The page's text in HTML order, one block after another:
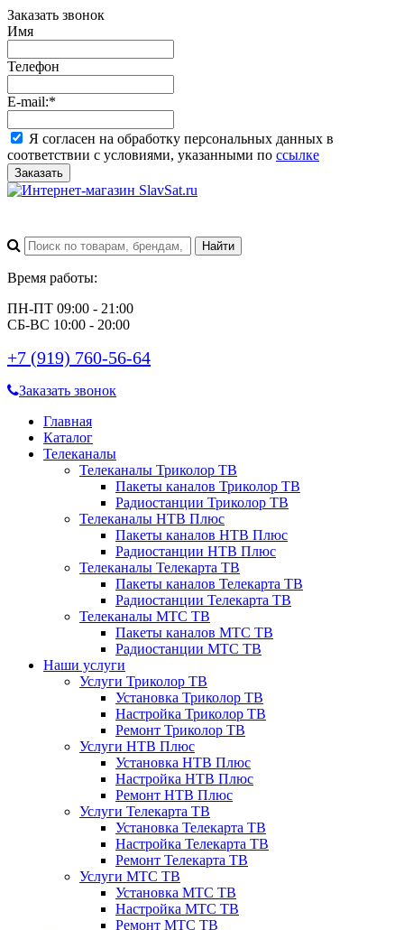
Заказать звонок
Имя
Телефон
E-mail:*
Я согласен на обработку персональных данных в
соответствии с условиями, указанными по ссылке
Заказать
Время работы:
ПН-ПТ 09:00 - 21:00
СБ-ВС 10:00 - 20:00
+7 (919) 760-56-64
Заказать звонок
Главная
Каталог
Телеканалы
Телеканалы Триколор ТВ
Пакеты каналов Триколор ТВ
Радиостанции Триколор ТВ
Телеканалы НТВ Плюс
Пакеты каналов НТВ Плюс
Радиостанции НТВ Плюс
Телеканалы Телекарта ТВ
Пакеты каналов Телекарта ТВ
Радиостанции Телекарта ТВ
Телеканалы МТС ТВ
Пакеты каналов МТС ТВ
Радиостанции МТС ТВ
Наши услуги
Услуги Триколор ТВ
Установка Триколор ТВ
Настройка Триколор ТВ
Ремонт Триколор ТВ
Услуги НТВ Плюс
Установка НТВ Плюс
Настройка НТВ Плюс
Ремонт НТВ Плюс
Услуги Телекарта ТВ
Установка Телекарта ТВ
Настройка Телекарта ТВ
Ремонт Телекарта ТВ
Услуги МТС ТВ
Установка МТС ТВ
Настройка МТС ТВ
Ремонт МТС ТВ